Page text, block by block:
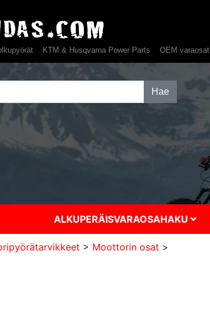
KTM & Husqvarna Power Parts OEM varaosat
ALKUPERÄISVARAOSAHAKU
> Moottorin osat >